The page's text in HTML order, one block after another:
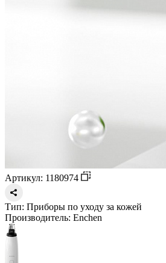
Артикул: 1180974
Тип: Приборы по уходу за кожей
Производитель: Enchen